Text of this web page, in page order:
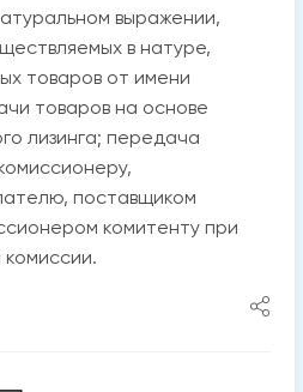
выражении,
в натуре,
товаров от имени
товаров на основе
лизинга; передача
поставщиком
комитенту при